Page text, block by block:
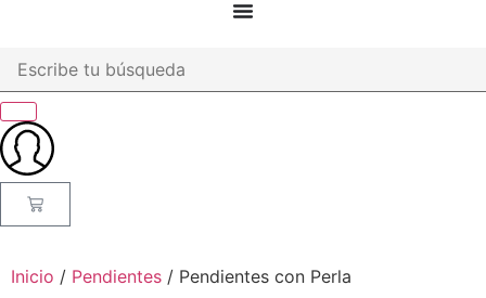
Inicio / Pendientes / Pendientes con Perla